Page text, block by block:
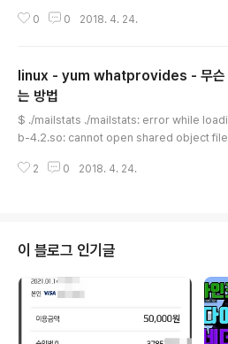
ogger = logging.getLogger('myapp')
ssage)s') hdlr.setF..
0 0 2018. 4. 24.
linux - yum whatprovides - 무슨
는 방법
$ ./mailstats ./mailstats: error while
b-4.2.so: cannot open shared object
기도 하지만 yum 으로 설치 할 수 있으면 yum
2 0 2018. 4. 24.
이 블로그 인기글